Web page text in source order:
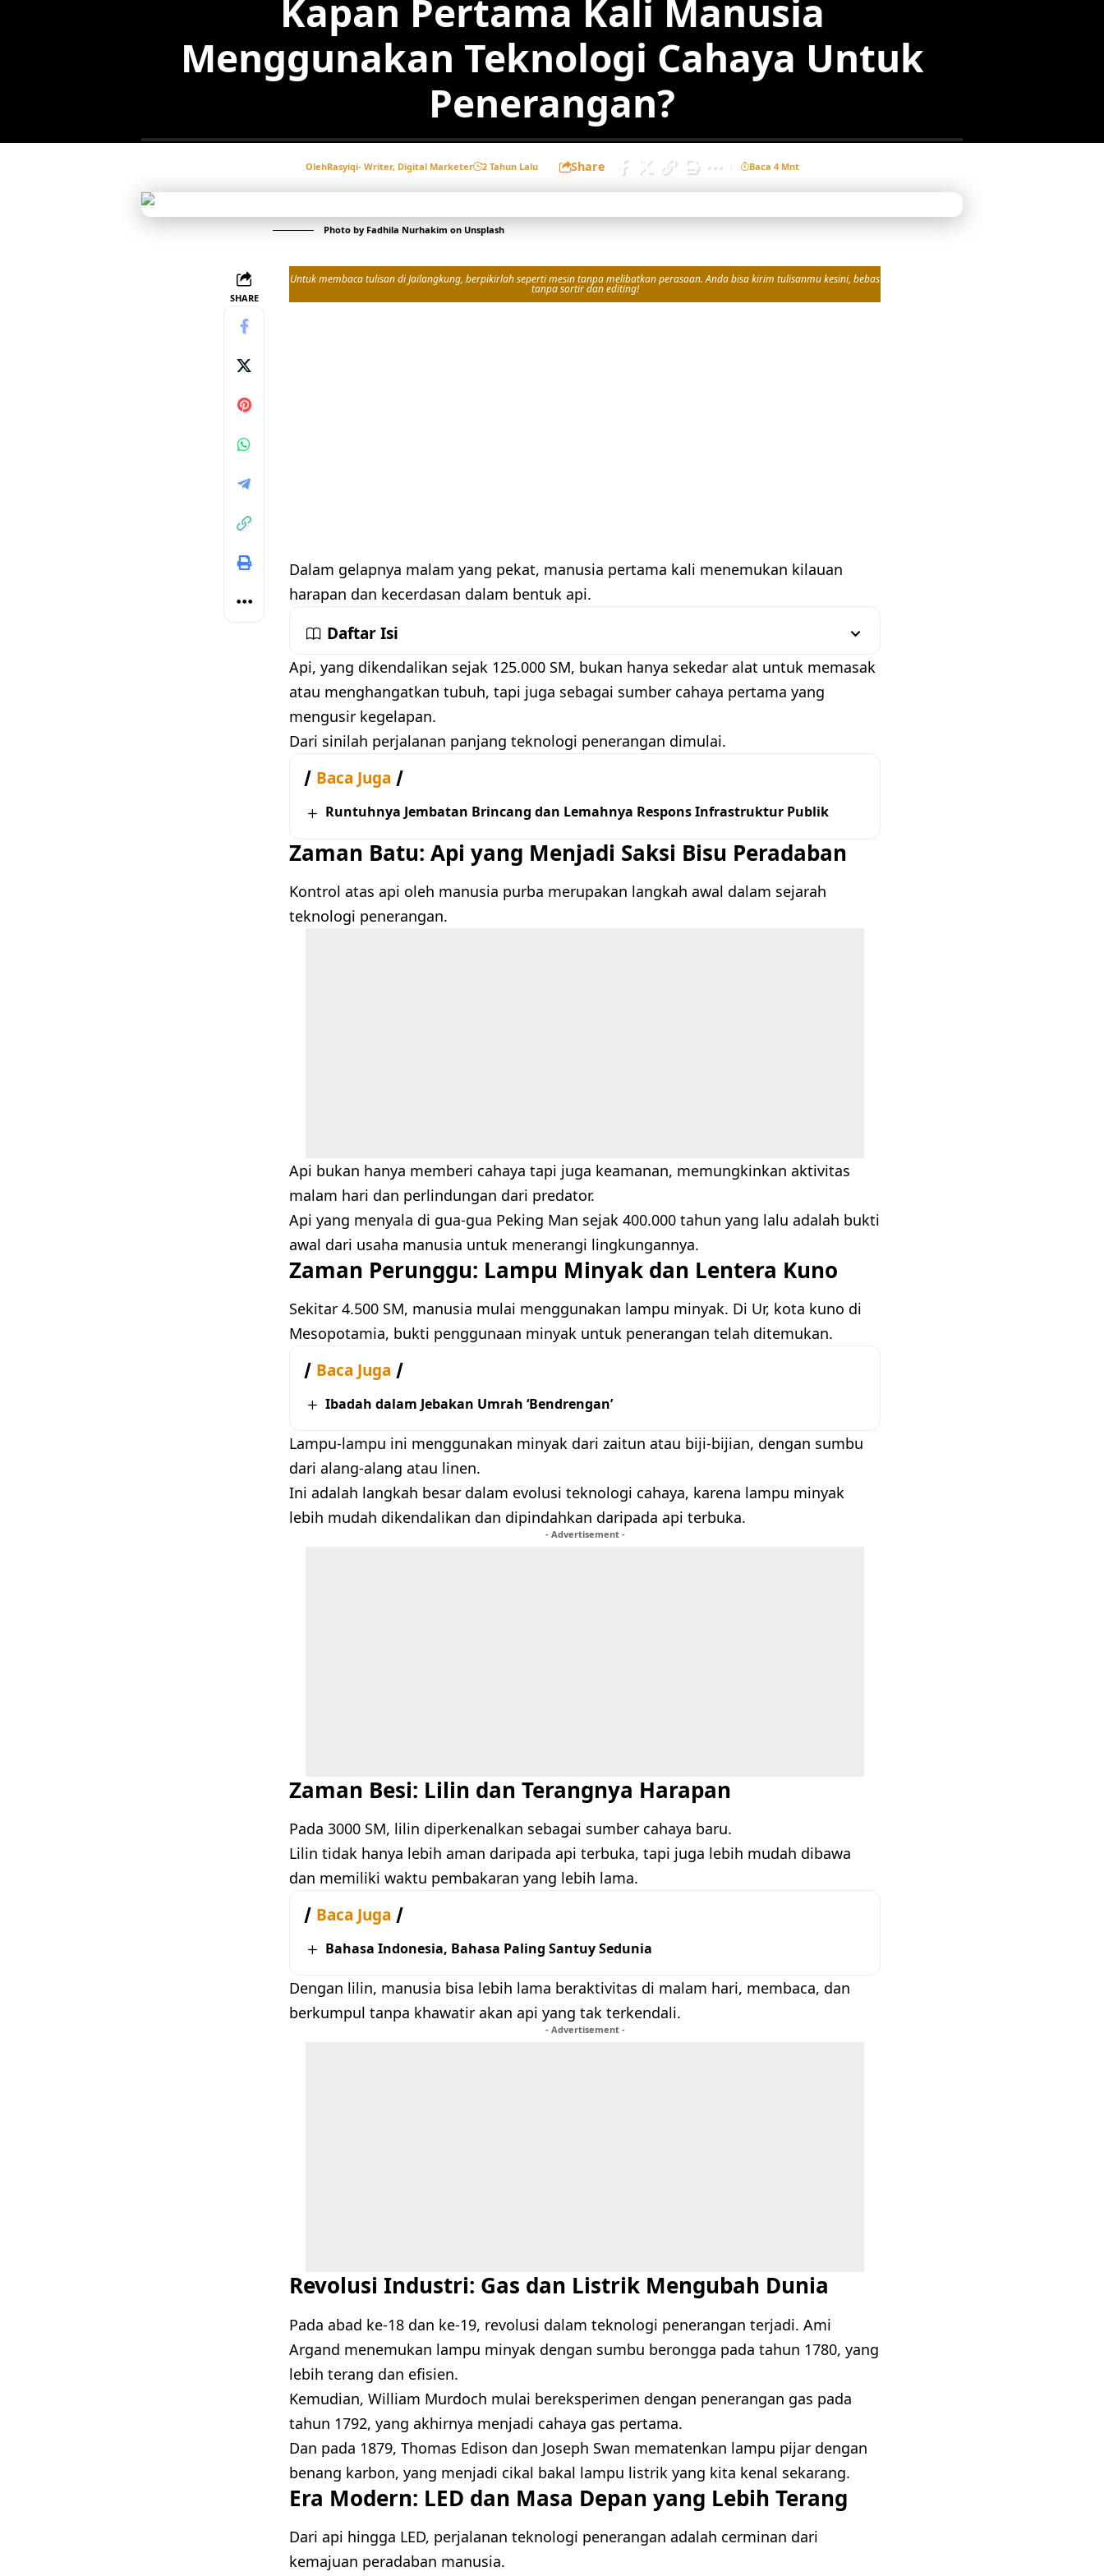
Kapan Pertama Kali Manusia
Menggunakan Teknologi Cahaya Untuk
Penerangan?
OlehRasyiqi- Writer, Digital Marketer 2 Tahun Lalu Share Baca 4 Mnt
Photo by Fadhila Nurhakim on Unsplash
SHARE
Untuk membaca tulisan di Jailangkung, berpikirlah seperti mesin tanpa melibatkan perasaan. Anda bisa kirim tulisanmu kesini, bebas
tanpa sortir dan editing!
Dalam gelapnya malam yang pekat, manusia pertama kali menemukan kilauan
harapan dan kecerdasan dalam bentuk api.
Daftar Isi
Api, yang dikendalikan sejak 125.000 SM, bukan hanya sekedar alat untuk memasak
atau menghangatkan tubuh, tapi juga sebagai sumber cahaya pertama yang
mengusir kegelapan.
Dari sinilah perjalanan panjang teknologi penerangan dimulai.
Baca Juga
Runtuhnya Jembatan Brincang dan Lemahnya Respons Infrastruktur Publik
Zaman Batu: Api yang Menjadi Saksi Bisu Peradaban
Kontrol atas api oleh manusia purba merupakan langkah awal dalam sejarah
teknologi penerangan.
Api bukan hanya memberi cahaya tapi juga keamanan, memungkinkan aktivitas
malam hari dan perlindungan dari predator.
Api yang menyala di gua-gua Peking Man sejak 400.000 tahun yang lalu adalah bukti
awal dari usaha manusia untuk menerangi lingkungannya.
Zaman Perunggu: Lampu Minyak dan Lentera Kuno
Sekitar 4.500 SM, manusia mulai menggunakan lampu minyak. Di Ur, kota kuno di
Mesopotamia, bukti penggunaan minyak untuk penerangan telah ditemukan.
Baca Juga
Ibadah dalam Jebakan Umrah ‘Bendrengan’
Lampu-lampu ini menggunakan minyak dari zaitun atau biji-bijian, dengan sumbu
dari alang-alang atau linen.
Ini adalah langkah besar dalam evolusi teknologi cahaya, karena lampu minyak
lebih mudah dikendalikan dan dipindahkan daripada api terbuka.
- Advertisement -
Zaman Besi: Lilin dan Terangnya Harapan
Pada 3000 SM, lilin diperkenalkan sebagai sumber cahaya baru.
Lilin tidak hanya lebih aman daripada api terbuka, tapi juga lebih mudah dibawa
dan memiliki waktu pembakaran yang lebih lama.
Baca Juga
Bahasa Indonesia, Bahasa Paling Santuy Sedunia
Dengan lilin, manusia bisa lebih lama beraktivitas di malam hari, membaca, dan
berkumpul tanpa khawatir akan api yang tak terkendali.
- Advertisement -
Revolusi Industri: Gas dan Listrik Mengubah Dunia
Pada abad ke-18 dan ke-19, revolusi dalam teknologi penerangan terjadi. Ami
Argand menemukan lampu minyak dengan sumbu berongga pada tahun 1780, yang
lebih terang dan efisien.
Kemudian, William Murdoch mulai bereksperimen dengan penerangan gas pada
tahun 1792, yang akhirnya menjadi cahaya gas pertama.
Dan pada 1879, Thomas Edison dan Joseph Swan mematenkan lampu pijar dengan
benang karbon, yang menjadi cikal bakal lampu listrik yang kita kenal sekarang.
Era Modern: LED dan Masa Depan yang Lebih Terang
Dari api hingga LED, perjalanan teknologi penerangan adalah cerminan dari
kemajuan peradaban manusia.